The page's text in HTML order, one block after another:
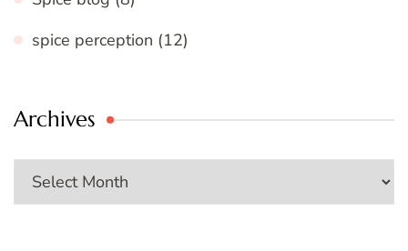
spice perception (12)
Archives
Archives